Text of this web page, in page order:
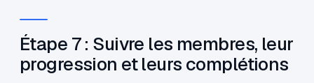
Étape 7 : Suivre les membres, leur
progression et leurs complétions